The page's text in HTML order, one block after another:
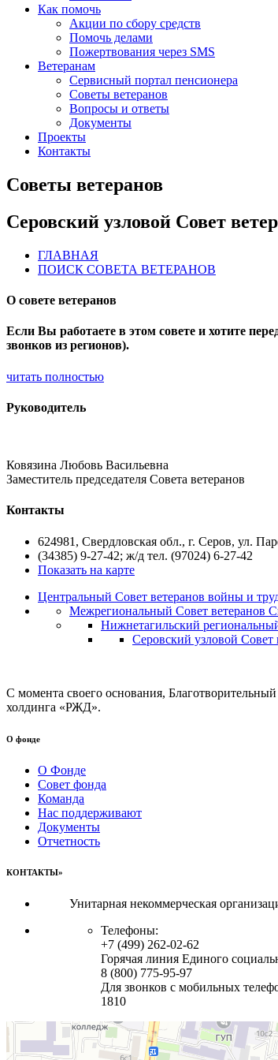
Как помочь
Акции по сбору средств
Помочь делами
Пожертвования через SMS
Ветеранам
Сервисный портал пенсионера
Советы ветеранов
Вопросы и ответы
Документы
Проекты
Контакты
Советы ветеранов
Серовский узловой Совет
ГЛАВНАЯ
ПОИСК СОВЕТА ВЕТЕРАНОВ
О совете ветеранов
Если Вы работаете в этом совете и хотите
звонков из регионов).
читать полностью
Руководитель
Ковязина Любовь Васильевна
Заместитель председателя Совета ветеранов
Контакты
624981, Свердловская обл., г. Серов, ул.
(34385) 9-27-42; ж/д тел. (97024) 6-27-42
Показать на карте
Центральный Совет ветеранов войны и
Межрегиональный Совет ветеранов
Нижнетагильский
Серовский узловой Совет
С момента своего основания,
холдинга «РЖД».
О фонде
О Фонде
Совет фонда
Команда
Нас поддерживают
Документы
Отчетность
КОНТАКТЫ»
Унитарная некоммерческая
Телефоны:
+7 (499) 262-02-62
Горячая линия Единого
8 (800) 775-95-97
Для звонков с мобильных
1810